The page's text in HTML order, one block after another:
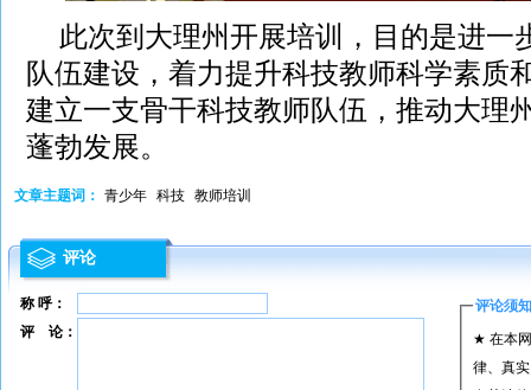
此次到大理州开展培训，目的是进一
队伍建设，着力提升科技教师科学素质
建立一支骨干科技教师队伍，推动大理
蓬勃发展。
文章主题词： 青少年 科技 教师培训
评论
称 呼： 评论须知
★ 在本
律、真
评 论：